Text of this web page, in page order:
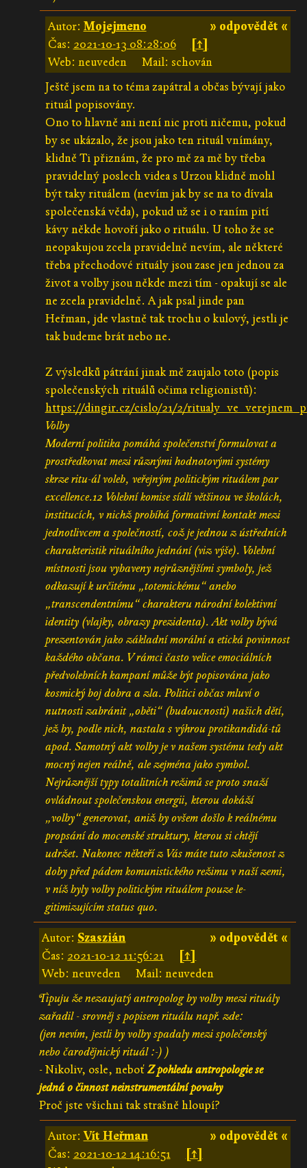
» odpovědět «
Autor: Mojejmeno
Čas: 2021-10-13 08:28:06
[↑]
Web: neuveden
Mail: schován
Ještě jsem na to téma zapátral a občas bývají jako
rituál popisovány.
Ono to hlavně ani není nic proti ničemu, pokud
by se ukázalo, že jsou jako ten rituál vnímány,
klidně Ti přiznám, že pro mě za mě by třeba
pravidelný poslech videa s Urzou klidně mohl
být taky rituálem (nevím jak by se na to dívala
společenská věda), pokud už se i o raním pití
kávy někde hovoří jako o rituálu. U toho že se
neopakujou zcela pravidelně nevím, ale některé
třeba přechodové rituály jsou zase jen jednou za
život a volby jsou někde mezi tím - opakují se ale
ne zcela pravidelně. A jak psal jinde pan
Heřman, jde vlastně tak trochu o kulový, jestli je
tak budeme brát nebo ne.
Z výsledků pátrání jinak mě zaujalo toto (popis
společenských rituálů očima religionistů):
https://dingir.cz/cislo/21/2/
Volby
Moderní politika pomáhá společenství formulovat a
prostředkovat mezi různými hodnotovými systémy
skrze ritu-ál voleb, veřejným politickým rituálem par
excellence.12 Volební komise sídlí většinou ve školách,
institucích, v nichž probíhá formativní kontakt mezi
jednotlivcem a společností, což je jednou z ústředních
charakteristik rituálního jednání (viz výše). Volební
místnosti jsou vybaveny nejrůznějšími symboly, jež
odkazují k určitému „totemickému“ anebo
„transcendentnímu“ charakteru národní kolektivní
identity (vlajky, obrazy prezidenta). Akt volby bývá
prezentován jako základní morální a etická povinnost
každého občana. V rámci často velice emociálních
předvolebních kampaní může být popisována jako
kosmický boj dobra a zla. Politici občas mluví o
nutnosti zabránit „oběti“ (budoucnosti) našich dětí,
jež by, podle nich, nastala s výhrou protikandidá-tů
apod. Samotný akt volby je v našem systému tedy akt
mocný nejen reálně, ale zejména jako symbol.
Nejrůznější typy totalitních režimů se proto snaží
ovládnout společenskou energii, kterou dokáží
„volby“ generovat, aniž by ovšem došlo k reálnému
propsání do mocenské struktury, kterou si chtějí
udržet. Nakonec někteří z Vás máte tuto zkušenost z
doby před pádem komunistického režimu v naší zemi,
v níž byly volby politickým rituálem pouze le-
gitimizujícím status quo.
» odpovědět «
Autor: Szaszián
Čas: 2021-10-12 11:56:21
[↑]
Web: neuveden
Mail: neuveden
Tipuju že nezaujatý antropolog by volby mezi rituály
zařadil - srovněj s popisem rituálu např. zde:
(jen nevím, jestli by volby spadaly mezi společenský
nebo čarodějnický rituál :-) )
- Nikoliv, osle, neboťZ pohledu antropologie se
jedná o činnost neinstrumentální povahy
Proč jste všichni tak strašně hloupí?
» odpovědět «
Autor:Vít Heřman
Čas: 2021-10-12 14:16:51
[↑]